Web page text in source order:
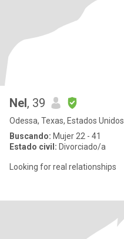
Nel, 39
Odessa, Texas, Estados Unidos
Buscando: Mujer 22 - 41
Estado civil: Divorciado/a
Looking for real relationships